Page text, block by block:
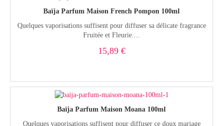
Baïja Parfum Maison French Pompon 100ml
Quelques vaporisations suffisent pour diffuser sa délicate fragrance
Fruitée et Fleurie....
15,89 €
Baïja Parfum Maison Moana 100ml
Quelques vaporisations suffisent pour diffuser ce doux mariage